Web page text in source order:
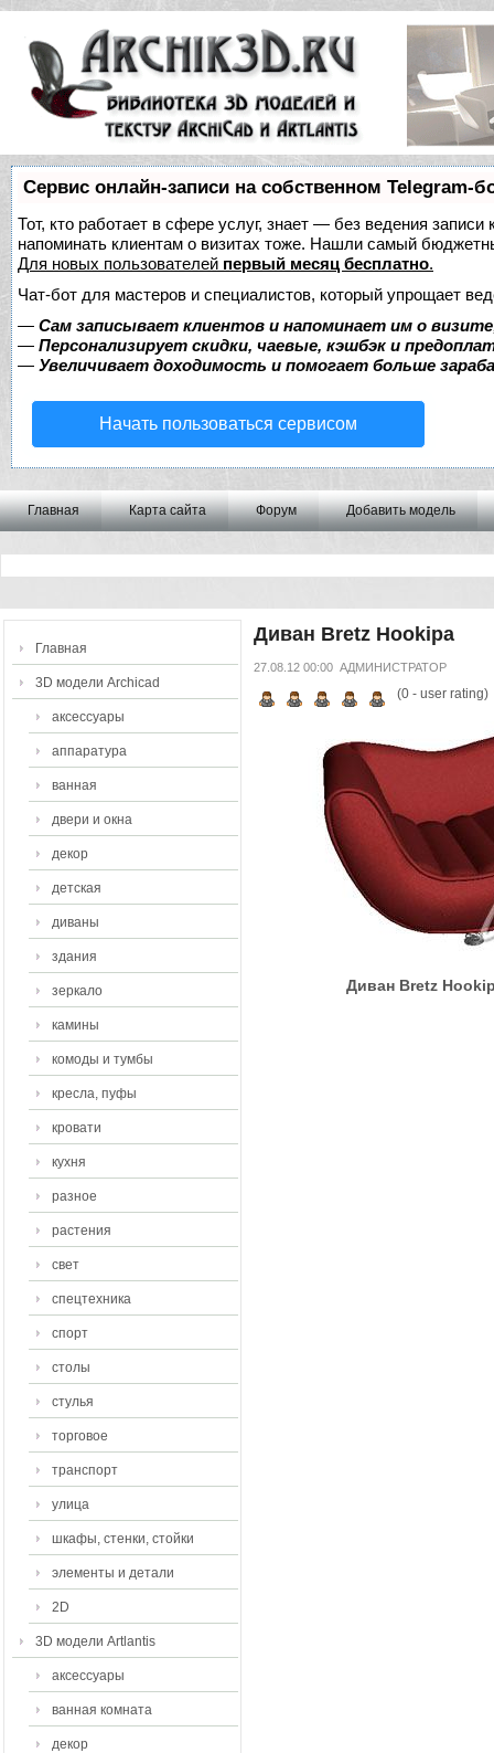
Сервис онлайн-записи на собственном Telegram-
Тот, кто работает в сфере услуг, знает — без ведения
напоминать клиентам о визитах тоже. Нашли самый
Для новых пользователей первый месяц бесплатно.
Чат-бот для мастеров и специалистов, который упрощает
— Сам записывает клиентов и напоминает им о
— Персонализирует скидки, чаевые, кэшбэк и
— Увеличивает доходимость и помогает больше
Начать пользоваться сервисом
Главная Карта сайта Форум Добавить модель
Главная
3D модели Archicad
аксессуары
аппаратура
ванная
двери и окна
декор
детская
диваны
здания
зеркало
камины
комоды и тумбы
кресла, пуфы
кровати
кухня
разное
растения
свет
спецтехника
спорт
столы
стулья
торговое
транспорт
улица
шкафы, стенки, стойки
элементы и детали
2D
3D модели Artlantis
аксессуары
ванная комната
декор
Диван Bretz Hookipa
27.08.12 00:00 АДМИНИСТРАТОР
(0- user rating)
Диван Bretz